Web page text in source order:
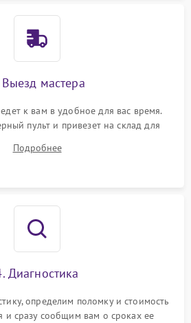
мастера
к вам в удобное для вас время.
пульт и привезет на склад для
Подробнее
Диагностика
определим поломку и стоимость
и сразу сообщим вам о сроках ее